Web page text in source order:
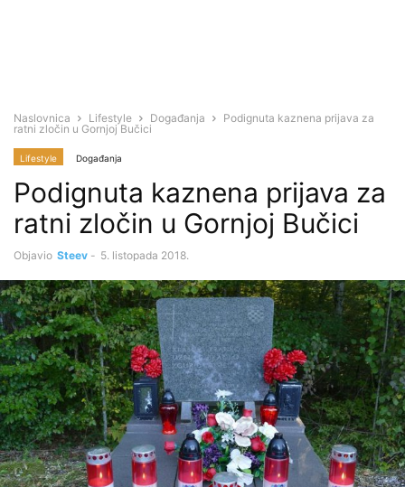
Naslovnica Lifestyle Događanja
Podignuta kaznena prijava za
ratni zločin u Gornjoj Bučici
Lifestyle Događanja
Podignuta kaznena prijava za
ratni zločin u Gornjoj Bučici
Objavio Steev - 5. listopada 2018.